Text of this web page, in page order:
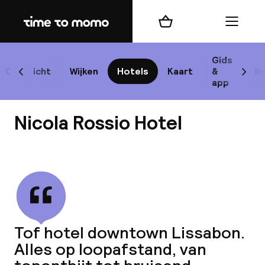
Home
Overzicht Wijken Hotels Kaart
Gids
&
app
Scroll naar links
Winkelmand Menu
Nicola Rossio Hotel
Tof hotel downtown Lissabon.
Alles op loopafstand, van